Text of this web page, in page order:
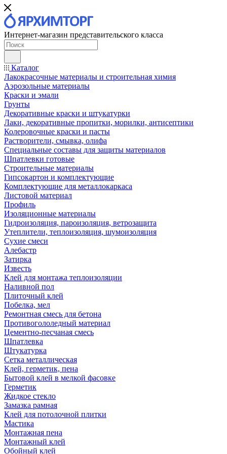
Интернет-магазин представительского класса
Каталог
Лакокрасочные материалы и строительная химия
Аэрозольные материалы
Краски и эмали
Грунты
Декоративные краски и штукатурки
Лаки, декоративные пропитки, морилки, антисептики
Колеровочные краски и пасты
Растворители, смывка, олифа
Специальные составы для защиты материалов
Шпатлевки готовые
Строительные материалы
Гипсокартон и комплектующие
Комплектующие для металлокаркаса
Листовой материал
Профиль
Изоляционные материалы
Гидроизоляция, пароизоляция, ветрозащита
Утеплители, теплоизоляция, шумоизоляция
Сухие смеси
Алебастр
Затирка
Известь
Клей для монтажа теплоизоляции
Наливной пол
Плиточный клей
Побелка, мел
Ремонтная смесь для бетона
Противогололедный материал
Цементно-песчаная смесь
Шпатлевка
Штукатурка
Сетка металлическая
Клей, герметик, пена
Бытовой клей в мелкой фасовке
Герметик
Жидкое стекло
Замазка рамная
Клей для потолочной плитки
Мастика
Монтажная пена
Монтажный клей
Обойный клей